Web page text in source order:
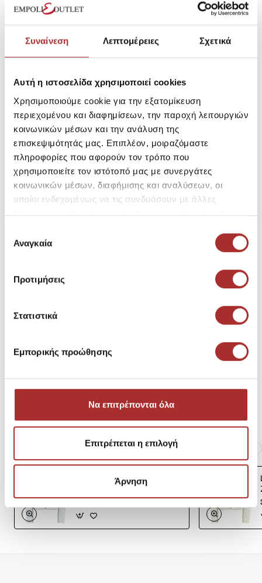
Συναίνεση Λεπτομέρειες Σχετικά
Αυτή η ιστοσελίδα χρησιμοποιεί cookies
Χρησιμοποιούμε cookie για την εξατομίκευση
περιεχομένου και διαφημίσεων, την παροχή λειτουργιών
κοινωνικών μέσων και την ανάλυση της
επισκεψιμότητάς μας. Επιπλέον, μοιραζόμαστε
πληροφορίες που αφορούν τον τρόπο που
χρησιμοποιείτε τον ιστότοπό μας με συνεργάτες
κοινωνικών μέσων, διαφήμισης και αναλύσεων, οι
οποίοι ενδεχομένως να τις συνδυάσουν με άλλες
πληροφορίες που τους έχετε παραχωρήσει ή τις οποίες
των υπηρεσιών τους.
συγκατάθεσης
Αναγκαία
Προτιμήσεις
Στατιστικά
Εμπορικής προώθησης
Να επιτρέπονται όλα
Επιτρέπεται η επιλογή
Άρνηση
Έχετε επιπλέον ερωτήσεις;
Τιμή Outlet:299,50€
Τιμή Καταλόγου:599,00€
Μέγεθος
Κωδικός Κατασκευαστή: -211885127001
Σύνθεση
Επιστροφές Προϊόντων
Ίδιο Brand
LAPIN HOUSE Βρεφική
Ζακέτα Πλεκτή
39,00€